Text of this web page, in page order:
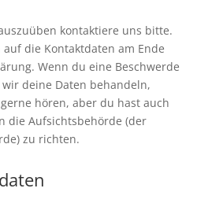
kontaktiere uns bitte.
die Kontaktdaten am Ende
Wenn du eine Beschwerde
deine Daten behandeln,
hören, aber du hast auch
die Aufsichtsbehörde (der
zu richten.